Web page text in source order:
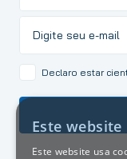
Declaro estar
Este website
Este website usa